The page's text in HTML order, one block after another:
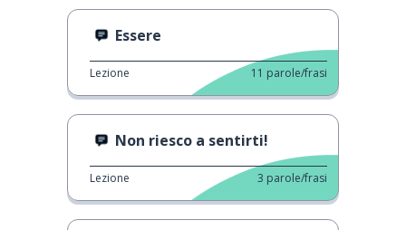
Essere
Lezione 11 parole/frasi
Non riesco a sentirti!
Lezione 3 parole/frasi